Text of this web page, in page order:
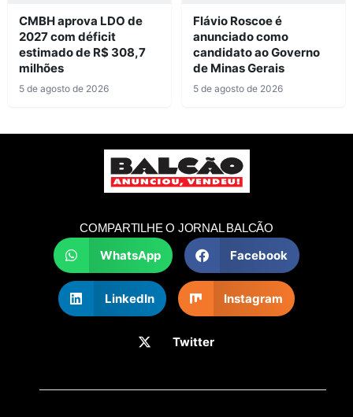
CMBH aprova LDO de
2027 com déficit
estimado de R$ 308,7
milhões
5 de agosto de 2026
Flávio Roscoe é
anunciado como
candidato ao Governo
de Minas Gerais
5 de agosto de 2026
COMPARTILHE O JORNAL BALCÃO
WhatsApp Facebook
LinkedIn Instagram
Twitter